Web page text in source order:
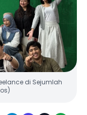
di Sejumlah